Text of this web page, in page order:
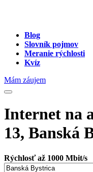
Blog
Slovník pojmov
Meranie rýchlosti
Kvíz
Mám záujem
Internet na
13, Banská
Rýchlosť až 1000 Mbit/s